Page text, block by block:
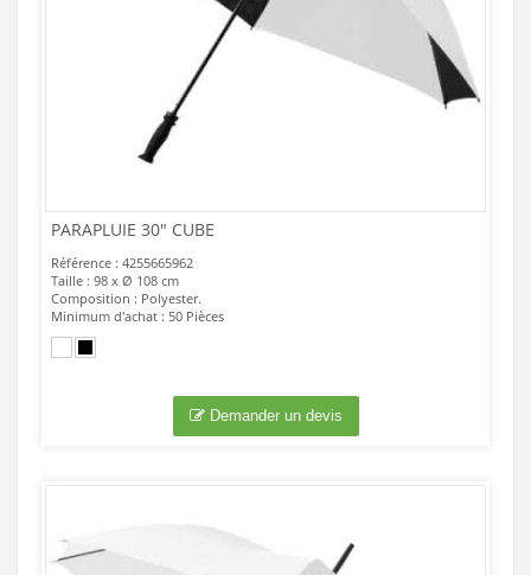
PARAPLUIE 30" CUBE
Référence : 4255665962
Taille : 98 x Ø 108 cm
Composition : Polyester.
Minimum d'achat : 50 Pièces
Demander un devis